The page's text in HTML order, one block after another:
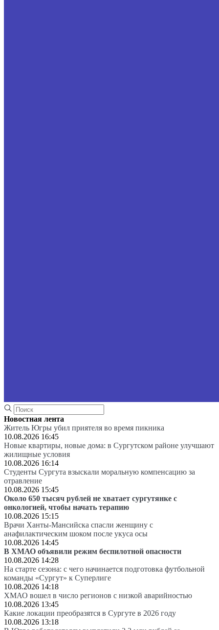
Новостная лента
Житель Югры убил приятеля во время пикника
10.08.2026 16:45
Новые квартиры, новые дома: в Сургутском районе улучшают
жилищные условия
10.08.2026 16:14
Студенты Сургута взыскали моральную компенсацию за
отравление
10.08.2026 15:45
Около 650 тысяч рублей не хватает сургутянке с
онкологией, чтобы начать терапию
10.08.2026 15:15
Врачи Ханты-Мансийска спасли женщину с
анафилактическим шоком после укуса осы
10.08.2026 14:45
В ХМАО объявили режим беспилотной опасности
10.08.2026 14:28
На старте сезона: с чего начинается подготовка футбольной
команды «Сургут» к Суперлиге
10.08.2026 14:18
ХМАО вошел в число регионов с низкой аварийностью
10.08.2026 13:45
Какие локации преобразятся в Сургуте в 2026 году
10.08.2026 13:18